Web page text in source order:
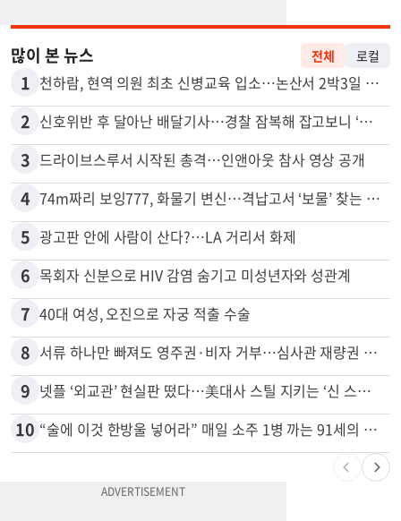
많이 본 뉴스 전체 로컬
1 천하람, 현역 의원 최초 신병교육 입소…논산서 2박3일 생활
2 신호위반 후 달아난 배달기사…경찰 잠복해 잡고보니 ‘반전’
3 드라이브스루서 시작된 총격…인앤아웃 참사 영상 공개
4 74m짜리 보잉777, 화물기 변신…격납고서 ‘보물’ 찾는 인천공항
5 광고판 안에 사람이 산다?…LA 거리서 화제
6 목회자 신분으로 HIV 감염 숨기고 미성년자와 성관계
7 40대 여성, 오진으로 자궁 적출 수술
8 서류 하나만 빠져도 영주권·비자 거부…심사관 재량권 대폭 확대
9 넷플 ‘외교관’ 현실판 떴다…美대사 스틸 지키는 ‘신 스틸러’
10 “술에 이것 한방울 넣어라” 매일 소주 1병 까는 91세의 철칙